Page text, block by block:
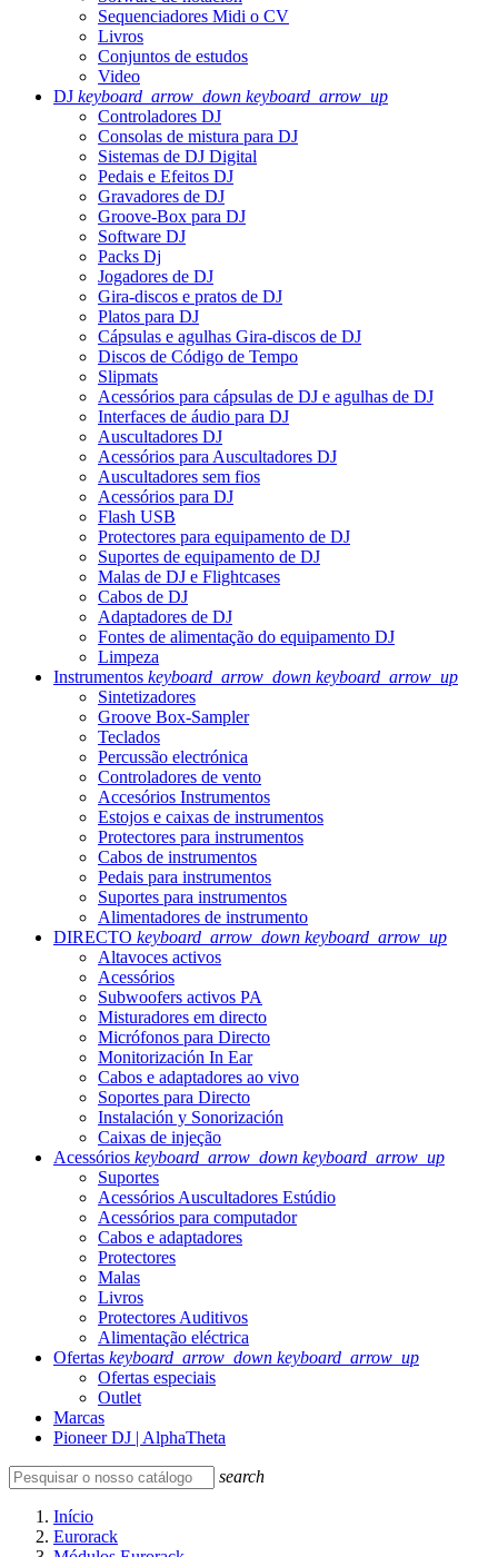
Sequenciadores Midi o CV
Livros
Conjuntos de estudos
Video
DJ keyboard_arrow_down keyboard_arrow_up
Controladores DJ
Consolas de mistura para DJ
Sistemas de DJ Digital
Pedais e Efeitos DJ
Gravadores de DJ
Groove-Box para DJ
Software DJ
Packs Dj
Jogadores de DJ
Gira-discos e pratos de DJ
Platos para DJ
Cápsulas e agulhas Gira-discos de DJ
Discos de Código de Tempo
Slipmats
Acessórios para cápsulas de DJ e agulhas de DJ
Interfaces de áudio para DJ
Auscultadores DJ
Acessórios para Auscultadores DJ
Auscultadores sem fios
Acessórios para DJ
Flash USB
Protectores para equipamento de DJ
Suportes de equipamento de DJ
Malas de DJ e Flightcases
Cabos de DJ
Adaptadores de DJ
Fontes de alimentação do equipamento DJ
Limpeza
Instrumentos keyboard_arrow_down keyboard_arrow_up
Sintetizadores
Groove Box-Sampler
Teclados
Percussão electrónica
Controladores de vento
Accesórios Instrumentos
Estojos e caixas de instrumentos
Protectores para instrumentos
Cabos de instrumentos
Pedais para instrumentos
Suportes para instrumentos
Alimentadores de instrumento
DIRECTO keyboard_arrow_down keyboard_arrow_up
Altavoces activos
Acessórios
Subwoofers activos PA
Misturadores em directo
Micrófonos para Directo
Monitorización In Ear
Cabos e adaptadores ao vivo
Soportes para Directo
Instalación y Sonorización
Caixas de injeção
Acessórios keyboard_arrow_down keyboard_arrow_up
Suportes
Acessórios Auscultadores Estúdio
Acessórios para computador
Cabos e adaptadores
Protectores
Malas
Livros
Protectores Auditivos
Alimentação eléctrica
Ofertas keyboard_arrow_down keyboard_arrow_up
Ofertas especiais
Outlet
Marcas
Pioneer DJ | AlphaTheta
search
Início
Eurorack